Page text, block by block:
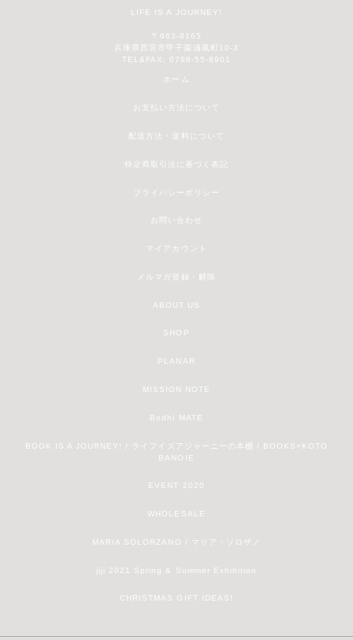
LIFE IS A JOURNEY!
〒663-8165
兵庫県西宮市甲子園浦風町10-3
TEL&FAX: 0798-55-8901
ホーム
お支払い方法について
配送方法・送料について
特定商取引法に基づく表記
プライバシーポリシー
お問い合わせ
マイアカウント
メルマガ登録・解除
ABOUT US
SHOP
PLANAR
MISSION NOTE
Bodhi MATE
BOOK IS A JOURNEY! / ライフイズアジャーニーの本棚 / BOOKS+KOTO
BANOIE
EVENT 2020
WHOLESALE
MARIA SOLORZANO / マリア・ソロザノ
jiji 2021 Spring & Summer Exhibition
CHRISTMAS GIFT IDEAS!